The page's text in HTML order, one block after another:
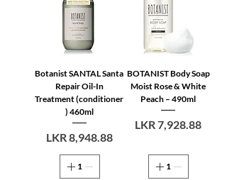
BOTANIST Body Soap
Moist Rose & White
Peach – 490ml
السعر
Botanist SANTAL Santa
Repair Oil-In
Treatment (conditioner
) 460ml
السعر‏8,948.88 LKR